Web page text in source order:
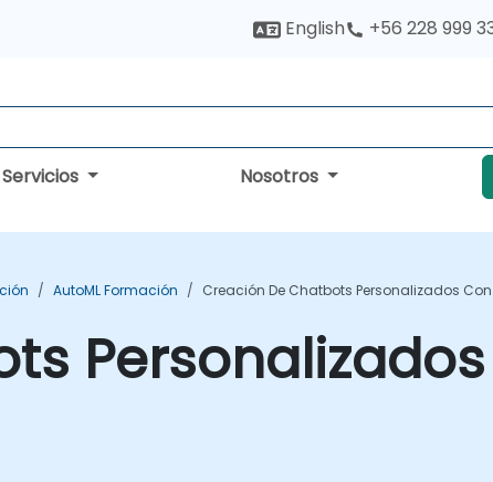
English +56 228 999
Servicios Nosotros
AutoML Formación Creación De Chatbots Personalizados